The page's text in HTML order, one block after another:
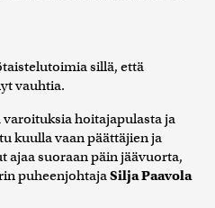
sillä, että
vauhtia.
hoitajapulasta ja
kuulla vaan päättäjien ja
ajaa suoraan päin jäävuorta,
puheenjohtajaSilja Paavola